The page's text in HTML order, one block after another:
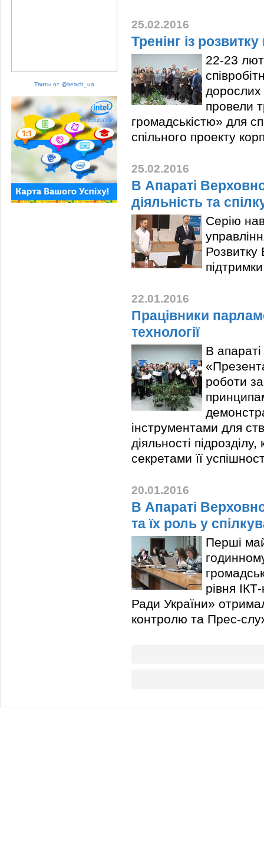
Твиты от @iteach_ua
25.02.2016
Тренінг із
22-23
дорослих
провели
громадськістю» для
спільного проекту
25.02.2016
В Апараті
діяльність та
Серію
Розвитку
22.01.2016
Працівники
технології
В
роботи
інструментами для
діяльності
секретами її
20.01.2016
В Апараті
та їх роль у
Перші
рівня
Ради України»
контролю та Прес-